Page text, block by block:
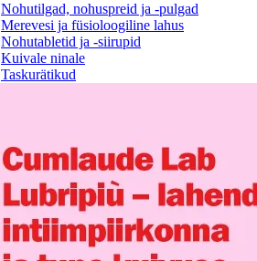
Nohutilgad, nohuspreid ja -pulgad
Merevesi ja füsioloogiline lahus
Nohutabletid ja -siirupid
Kuivale ninale
Taskurätikud